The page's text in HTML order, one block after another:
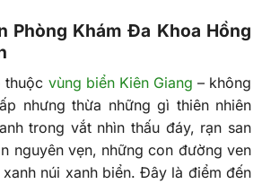
Phòng Khám Đa Khoa Hồng
thuộc vùng biển Kiên Giang – không
nhưng thừa những gì thiên nhiên
trong vắt nhìn thấu đáy, rạn san
nguyên vẹn, những con đường ven
núi xanh biển. Đây là điểm đến